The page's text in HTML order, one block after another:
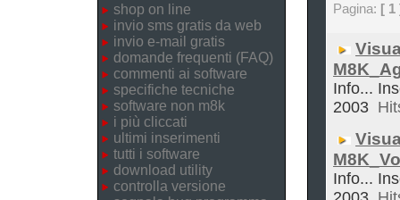
shop on line
invio sms gratis da web
invio e-mail gratis
domande frequenti (FAQ)
commenti ai software
specifiche tecniche
software non m8k
i più cliccati
ultimi inserimenti
tutti i software
download utility
controlla versione
Pagina: [ 1
Info...
2003
Info...